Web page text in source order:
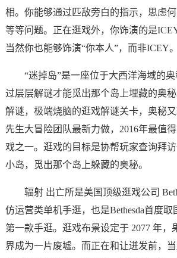
相。你能够通过匹敌旁白的指示，思虑
等等问题。正在逛戏外，你饰演的是
当然你也能够饰演“你本人”，而非ICEY
“迷掉岛”是一座位于大西洋海域的奥
过层层解谜才能觅出那个岛上埋藏的奥
解谜，极端烧脑的逛戏解谜关卡，奥秘
先生大冒险团队最新力做，2016年最值
戏之一。逛戏的目标是协帮玩家查询拜
小岛，觅出那个岛上躲藏的奥秘。
辐射 出亡所是美国顶级逛戏公司
仿运营类单机手逛，也是Bethesda首度
第一款手逛。逛戏布景设定于 2077 年，
界成为一片废墟。而正在和让迸发前，